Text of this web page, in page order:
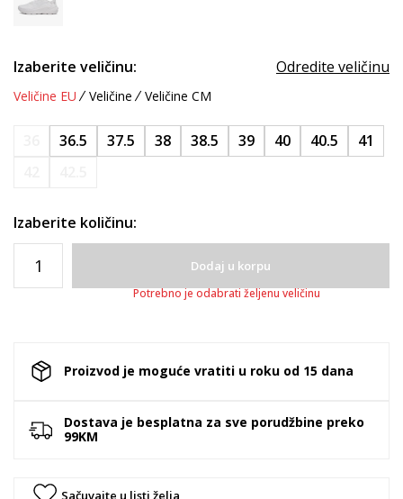
Izaberite veličinu: Odredite veličinu
Veličine EU Veličine Veličine CM
36.5 37.5 38 38.5 39 40 40.5
41
Izaberite količinu:
Dodaj u korpu
Potrebno je odabrati željenu veličinu
Proizvod je moguće vratiti u roku od 15 dana
Dostava je besplatna za sve porudžbine preko
99KM
Sačuvajte u listi želja